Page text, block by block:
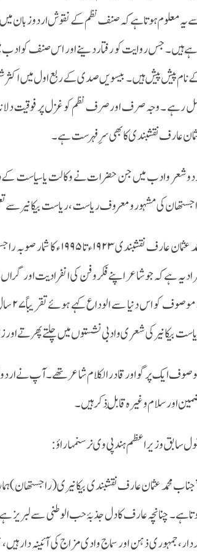
یہ معلوم ہوتا ہے کہ صنف نظم کے نقوش اردو زبان میں
ہیں۔ جس روایت کو رفتار دینے اور اس صنف کو ادب
نام پیش پیش ہیں۔ بیسویں صدی کے ربع اول میں اکثر
رہے ۔ وجہ صرف اور صرف نظم کو غزل پر فوقیت
عارف نقشبندی کا بھی سرِ فہرست ہے ۔
شعر و ادب میں جن حضرات نے وکالت یا سیاست کے
کی مشہور و معروف ریاست ، ریاست بیکانیر سے
محمد عثمان عارف
یہ ہے کہ جو شاعر اپنے فکر و فن کی انفرادیت اور
۔
بیکانیر کی شعری و ادبی نشستوں میں چلتے پھرتے اور
ایک پر گو اور قادر الکلام شاعر تھے ۔ آپ نے اردو
اور سلام وغیرہ قابلِ ذکر ہیں ۔
سابق وزیراعظم ہند پی وی نرسنمہا راؤ:
محمد عثمان عارف نقشبندی
ہے۔ چنانچہ عارف کا دل جذبۂ حب الوطنی سے لبریز
جمہوری ذہن اور سماج وادی مزاج کی آئینہ دار